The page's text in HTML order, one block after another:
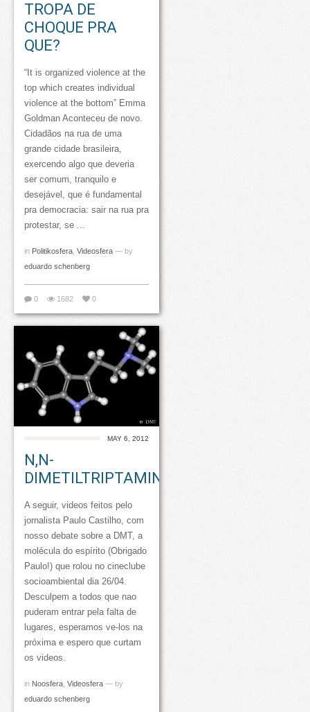
TROPA DE
CHOQUE PRA
QUE?
“It is organized violence at the
top which creates individual
violence at the bottom” Emma
Goldman Aconteceu de novo.
Cidadãos na rua de uma
grande cidade brasileira,
exercendo algo que deveria
ser comum, tranquilo e
desejável, que é fundamental
pra democracia: sair na rua pra
protestar, se ...
in Politikosfera Videosfera — by
eduardo schenberg
0 1682 0
MAY 6, 2012
N,N-
DIMETILTRIPTAMINA?
A seguir, videos feitos pelo
jornalista Paulo Castilho, com
nosso debate sobre a DMT, a
molécula do espírito (Obrigado
Paulo!) que rolou no cineclube
socioambiental dia 26/04.
Desculpem a todos que nao
puderam entrar pela falta de
lugares, esperamos ve-los na
próxima e espero que curtam
os videos.
in Noosfera Videosfera — by
eduardo schenberg